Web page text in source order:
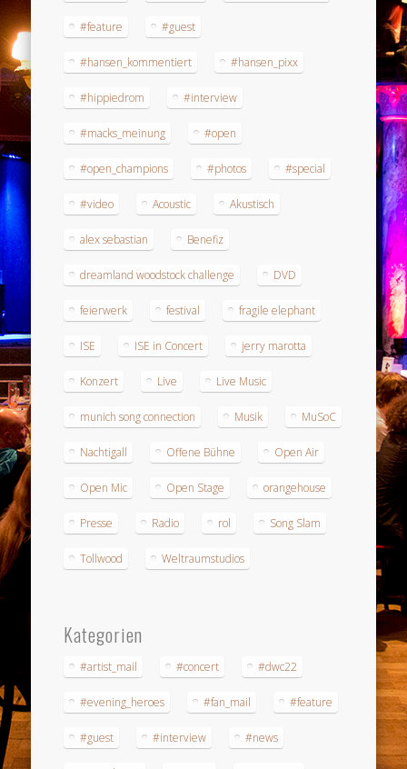
#feature #guest
#hansen_kommentiert #hansen_pixx
#hippiedrom #interview
#macks_meinung #open
#open_champions #photos #special
#video Acoustic Akustisch
alex sebastian Benefiz
dreamland woodstock challenge DVD
feierwerk festival fragile elephant
ISE ISE in Concert jerry marotta
Konzert Live Live Music
munich song connection Musik MuSoC
Nachtigall Offene Bühne Open Air
Open Mic Open Stage orangehouse
Presse Radio rol Song Slam
Tollwood Weltraumstudios
Kategorien
#artist_mail #concert #dwc22
#evening_heroes #fan_mail #feature
#guest #interview #news